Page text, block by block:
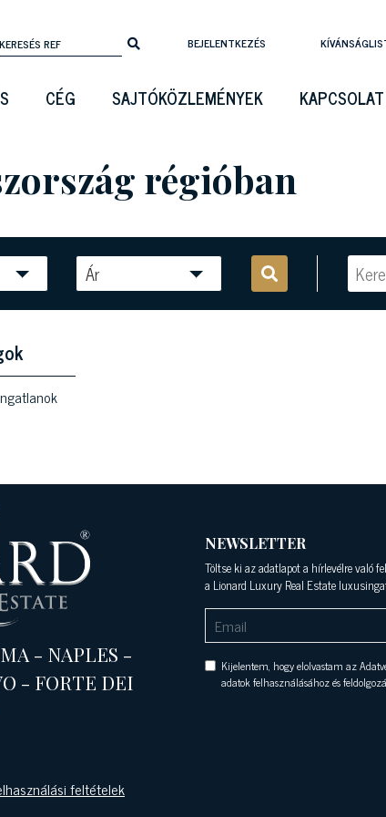
BEJELENTKEZÉS
CÉG SAJTÓKÖZLEMÉNYEK KAPCSOLAT
régióban
Ár
- NAPLES -
- FORTE DEI
feltételek
NEWSLETTER
Töltse ki az adatlapot a hírlevélre való
a Lionard Luxury Real Estate
Kijelentem, hogy elolvastam az
adatok felhasználásához és